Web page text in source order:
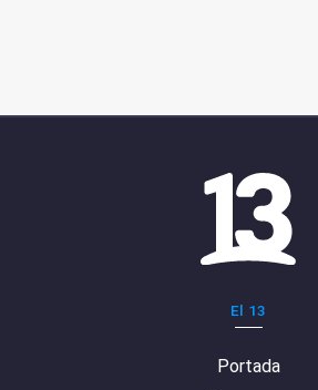
El 13
Portada